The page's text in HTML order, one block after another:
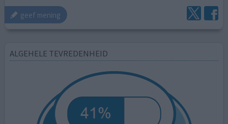
geef mening
ALGEHELE TEVREDENHEID